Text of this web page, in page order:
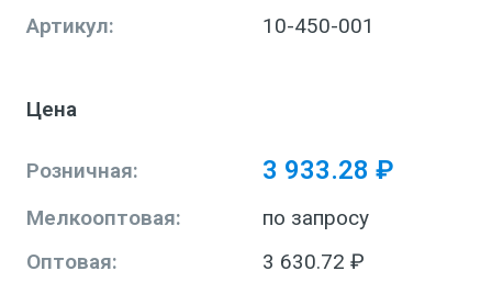
Артикул:
10-450-001
Цена
Розничная: 3 933.28 ₽
Мелкооптовая:
по запросу
Оптовая:
3 630.72 ₽